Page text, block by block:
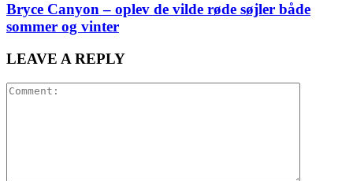
Bryce Canyon – oplev de vilde røde søjler både
sommer og vinter
LEAVE A REPLY